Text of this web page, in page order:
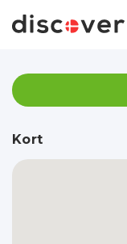
Kort